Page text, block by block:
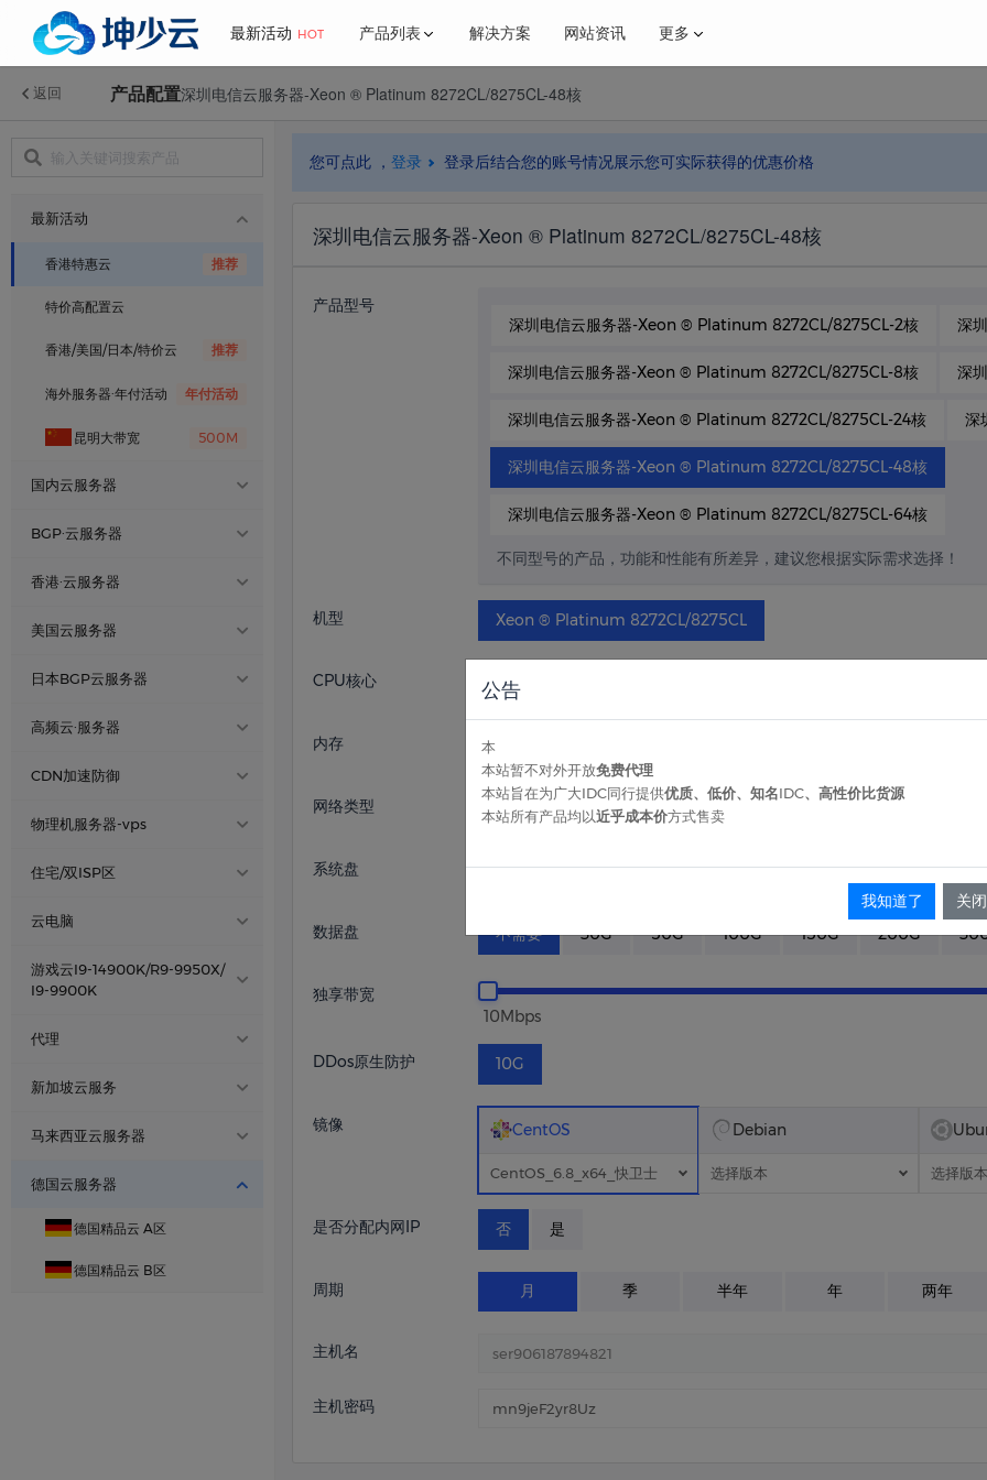
最新活动 HOT 产品列表
国内16C-16G 99元
海外服务器·年付活动 年付活动 昆明大带宽
最新活动
国内云服务器
BGP·云服务器
香港·云服务器
日本BGP云服务器
高频云·服务器
游戏云I9-14900K/R9-
马来西亚云服务器
德国云服务器
解决方案
行业解决方案
游戏解决方案
网站资讯
新闻中心
更多
了解我们
公司简介
更多
推介计划
最新活动
香港特惠云 推荐
特价高配置云
香港/美国/日本/特价云 推荐
海外服务器·年付活动 年付活动
昆明大带宽 500M
国内云服务器
浙江·宁 |电信云
内蒙电信·云
区
湖北.襄阳 电信云 B区
服务器
弹性大带宽
江苏·镇江 电信云 8272
陕西·西安|电信云 A区
云服务器
金牌?6133
BGP·云服务器
内蒙古BGP云服
北京 BGP
深圳 BGP
广州 BGP 金牌
十堰三线 高防BGP
绍兴·BGP
香港·云服务器
香港云·大带宽 推荐
香港精品CN2·A区
美国云服务器
美国优化高防云 A区
美国优化高防云 B区
美国精品CN2/BGP B区
日本BGP云服务器
日本大宽带BGP☁️
日本BGP云服务器☁️
高频云·服务器
厦门 BGP Xeon ® Platinum
泉州 电信
济南 联通
厦门 电信 Xeon ® Platinum
济南 移动 Xeon ® Platinum
BGB
Xeon ® Platinum
美国洛杉矶·云服务器
CDN加速防御
亚太高防
亚太死扛
国内精品CDN
物理机服务器-vps
湖北裸金属·服务器
成都电信高防物理机☁️
镇江高防BGP 物理机
江苏镇江普防电信物理机☁️
湖北襄阳电信高防物理机☁️
住宅/双ISP区
跨境电商云
美国家宽ISP B区
德国住宅家宽A
德国双ISP住宅云主机B区
云电脑
西信电信机房
游戏云I9-14900K/R9-9950X/
I9-9900K
厦门电信 - R9-9950X
厦门电信 - I9-14900K
I9-14900K
Intel ® I9-14900K
宁波BGP-
AMD R9-9950X
十堰BGP-
R9-9950X
代理
本站代理
新加坡云服务
新加坡BGP
马来西亚云服务器
马来西亚BGP
德国云服务器
德国精品云 A区
德国精品云 B区
返回 产品配置深圳电信云服务器-Xeon ® Platinum 8272CL/8275CL-48核
您可点此 ， 登录 登录后结合您的账号情况展示您可实际获得的优惠价格
深圳电信云服务器-Xeon ® Platinum 8272CL/8275CL-48核
产品型号
深圳电信云服务器-Xeon ® Platinum 8272CL/8275CL-2核
深
深圳电信云服务器-Xeon ® Platinum 8272CL/8275CL-8核 深
深圳电信云服务器-Xeon ® Platinum 8272CL/8275CL-24核 深
深圳电信云服务器-Xeon ® Platinum 8272CL/8275CL-48核
深圳电信云服务器-Xeon ® Platinum 8272CL/8275CL-64核
不同型号的产品，功能和性能有所差异，建议您根据实际需求选择！
机型 Xeon ® Platinum 8272CL/8275CL
CPU核心 48核
内存
网络类型 不封国外不封UDP
系统盘 30G 50G 100G 150G 200G 300G
数据盘 不需要 30G 50G 100G 150G 200G
独享带宽
10Mbps
DDos原生防护 10G
镜像 CentOS
CentOS_6.8_x64_快卫士
Debian
选择版本 选择版本
是否分配内网IP 否 是
周期 月 季 半年 年 两年
主机名
主机密码
公告
本
本站暂不对外开放免费代理
本站旨在为广大IDC同行提供优质、低价、知名IDC、高性价比货源
本站所有产品均以近乎成本价方式售卖
我知道了 关闭